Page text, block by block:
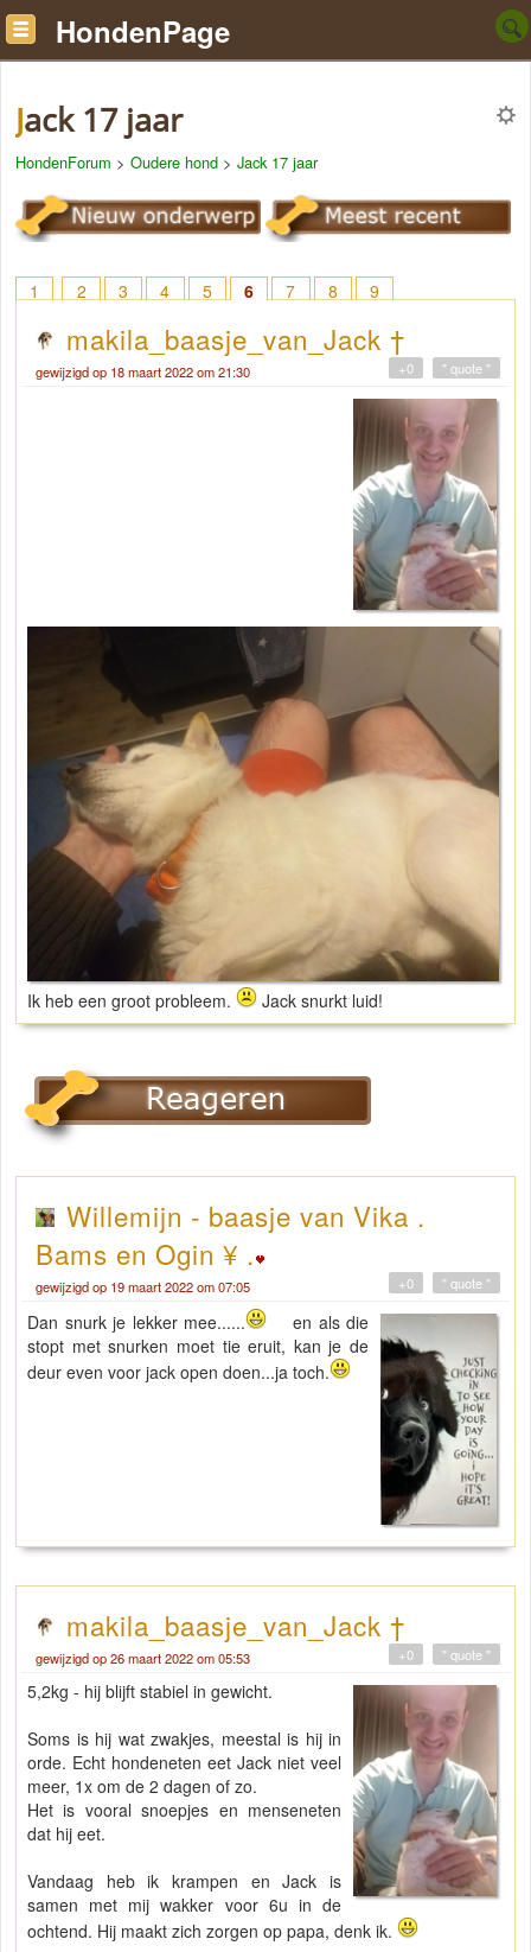
HondenPage
Jack 17 jaar
HondenForum > Oudere hond > Jack 17 jaar
1 2 3 4 5 6 7 8 9
makila_baasje_van_Jack †
gewijzigd op 18 maart 2022 om 21:30 " quote "
+0
Ik heb een groot probleem. Jack snurkt luid!
Willemijn - baasje van Vika .
Bams en Ogin ¥ .
gewijzigd op 19 maart 2022 om 07:05 " quote "
+0
Dan snurk je lekker mee......
en als die
stopt met snurken moet tie eruit, kan je de
deur even voor jack open doen...ja toch.
makila_baasje_van_Jack †
gewijzigd op 26 maart 2022 om 05:53 " quote "
+0
5,2kg - hij blijft stabiel in gewicht.
Soms is hij wat zwakjes, meestal is hij in
orde. Echt hondeneten eet Jack niet veel
meer, 1x om de 2 dagen of zo.
Het is vooral snoepjes en menseneten
dat hij eet.
Vandaag heb ik krampen en Jack is
samen met mij wakker voor 6u in de
ochtend. Hij maakt zich zorgen op papa, denk ik.